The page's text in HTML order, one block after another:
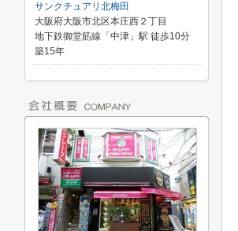
サンクチュアリ北梅田
大阪府大阪市北区本庄西２丁目
地下鉄御堂筋線「中津」駅 徒歩10分
築15年